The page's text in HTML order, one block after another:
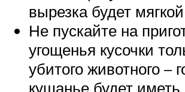
вырезка будет
Не пускайте на
угощенья кусочки
убитого животного –
кушанье будет иметь